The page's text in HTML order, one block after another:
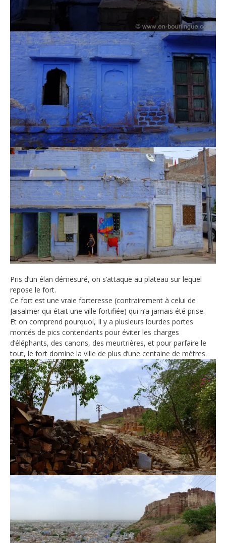
Pris d’un élan démesuré, on s’attaque au plateau sur lequel
repose le fort.
Ce fort est une vraie forteresse (contrairement à celui de
Jaisalmer qui était une ville fortifiée) qui n’a jamais été prise.
Et on comprend pourquoi, Il y a plusieurs lourdes portes
montés de pics contendants pour éviter les charges
d’éléphants, des canons, des meurtrières, et pour parfaire le
tout, le fort domine la ville de plus d’une centaine de mètres.